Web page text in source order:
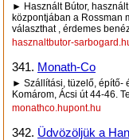
► Használt Bútor,
központjában a Rossman
választhat , érdemes
hasznaltbutor-
341. Monath-Co
► Szállítási, tüzelő, építő-
Komárom, Ácsi út 44-46.
monathco.hupont.hu
342. Üdvözöljük a